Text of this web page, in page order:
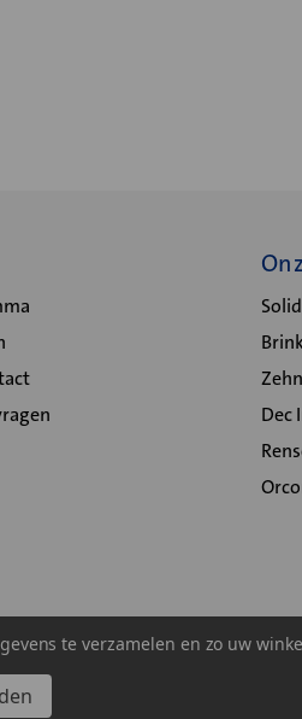
Dec
te verzamelen en zo uw